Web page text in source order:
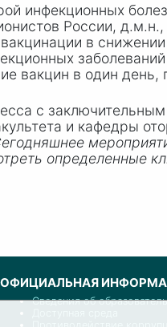
инфекционных
России,
в
вакцин в один
с
и кафедры
определенные
ОФИЦИАЛЬНАЯ
Сведения об